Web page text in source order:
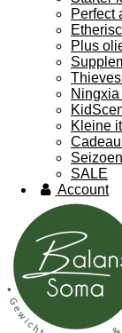
Perfect
Plus
Ningxia
Kleine
SALE
Account